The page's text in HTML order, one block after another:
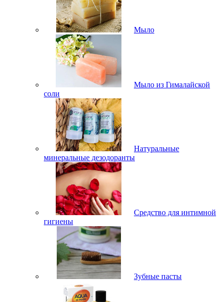
Мыло
Мыло из Гималайской
соли
Натуральные
минеральные дезодоранты
Средство для интимной
гигиены
Зубные пасты